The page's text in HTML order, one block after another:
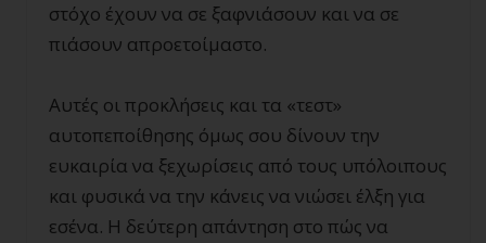
στόχο έχουν να σε ξαφνιάσουν και να σε
πιάσουν απροετοίμαστο.
Αυτές οι προκλήσεις και τα «τεστ»
αυτοπεποίθησης όμως σου δίνουν την
ευκαιρία να ξεχωρίσεις από τους υπόλοιπους
και φυσικά να την κάνεις να νιώσει έλξη για
εσένα. Η δεύτερη απάντηση στο πώς να